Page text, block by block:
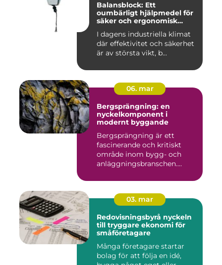
Balansblock: Ett
oumbärligt hjälpmedel för
säker och ergonomisk
I dagens industriella klimat
där effektivitet och säkerhet
är av största vikt, b...
06. mar
Bergsprängning: en
nyckelkomponent i
modernt byggande
Bergsprängning är ett
fascinerande och kritiskt
område inom bygg- och
anläggningsbranschen.
03. mar
Redovisningsbyrå nyckeln
till tryggare ekonomi för
småföretagare
Många företagare startar
bolag för att följa en idé,